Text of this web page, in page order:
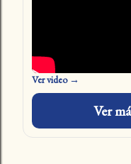
Ver video →
Ver